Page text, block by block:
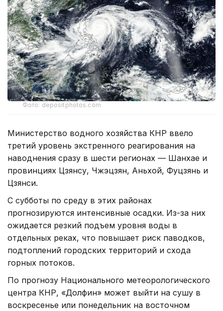
Фото: depositphotos.com
Министерство водного хозяйства КНР ввело
третий уровень экстренного реагирования на
наводнения сразу в шести регионах — Шанхае и
провинциях Цзянсу, Чжэцзян, Аньхой, Фуцзянь и
Цзянси.
С субботы по среду в этих районах
прогнозируются интенсивные осадки. Из-за них
ожидается резкий подъем уровня воды в
отдельных реках, что повышает риск паводков,
подтоплений городских территорий и схода
горных потоков.
По прогнозу Национального метеорологического
центра КНР, «Долфин» может выйти на сушу в
воскресенье или понедельник на восточном